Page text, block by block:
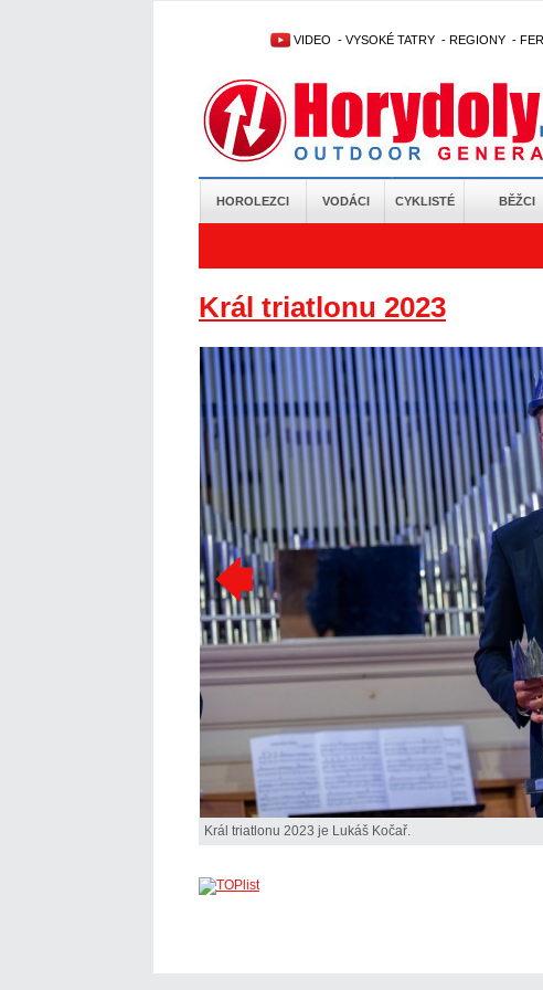
VIDEO - VYSOKÉ TATRY - REGIONY -
HOROLEZCI VODÁCI CYKLISTÉ BĚŽCI
Král triatlonu 2023
Král triatlonu 2023 je Lukáš Kočař.